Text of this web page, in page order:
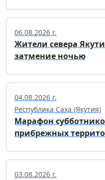
06.08.2026 г.
Жители севера
затмение ночью
04.08.2026 г.
Республика Саха (Якутия)
Марафон
прибрежных
03.08.2026 г.